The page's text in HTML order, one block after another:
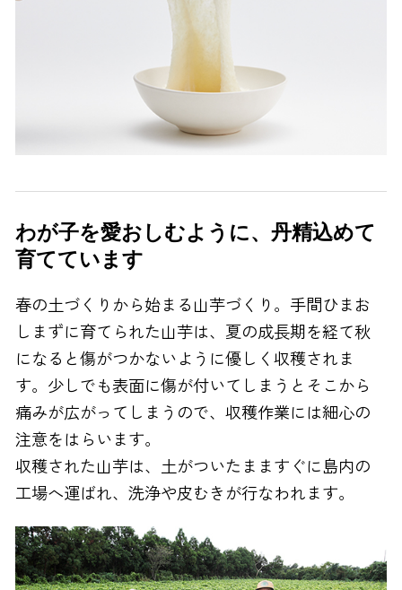
わが子を愛おしむように、丹精込めて
育てています
春の土づくりから始まる山芋づくり。手間ひまお
しまずに育てられた山芋は、夏の成長期を経て秋
になると傷がつかないように優しく収穫されま
す。少しでも表面に傷が付いてしまうとそこから
痛みが広がってしまうので、収穫作業には細心の
注意をはらいます。
収穫された山芋は、土がついたまますぐに島内の
工場へ運ばれ、洗浄や皮むきが行なわれます。